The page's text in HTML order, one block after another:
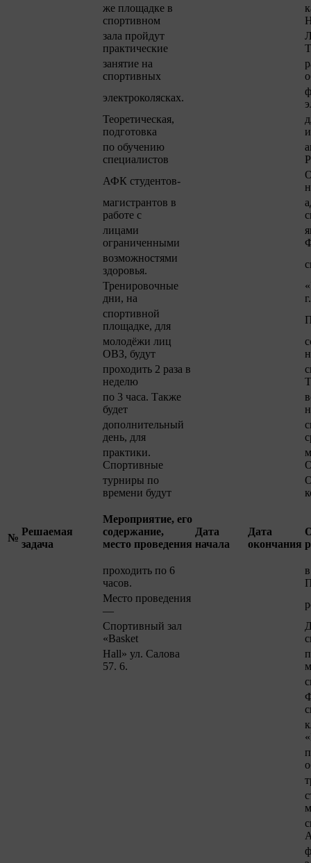
же площадке в
спортивном
зала пройдут
практические
занятие на
спортивных
электроколясках.
Теоретическая,
подготовка
по обучению
специалистов
АФК студентов-
магистрантов в
работе с
лицами
ограниченными
возможностями
здоровья.
Тренировочные
дни, на
спортивной
площадке, для
молодёжи лиц
ОВЗ, будут
проходить 2 раза в
неделю
по 3 часа. Также
будет
дополнительный
день, для
практики.
Спортивные
турниры по
времени будут
№
Решаемая
задача
Мероприятие, его
содержание,
место проведения
Дата
начала
Дата
окончания
проходить по 6
часов.
Место проведения
—
Спортивный зал
«Basket
Hall» ул. Салова
57. 6.